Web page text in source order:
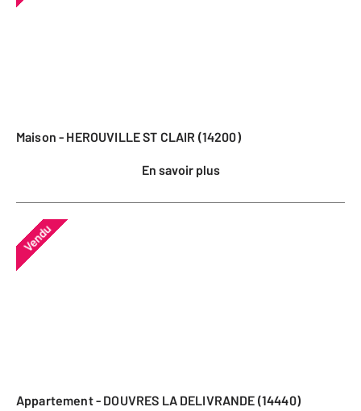
Maison - HEROUVILLE ST CLAIR (14200)
En savoir plus
Vendu
Appartement - DOUVRES LA DELIVRANDE (14440)